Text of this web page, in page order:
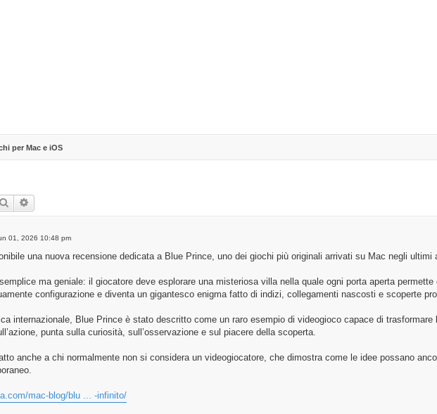
per Mac e iOS
Search
01, 2026 10:48 pm
una nuova recensione dedicata a Blue Prince, uno dei giochi più originali arrivati su Mac negli ultimi
semplice ma geniale: il giocatore deve esplorare una misteriosa villa nella quale ogni porta aperta
configurazione e diventa un gigantesco enigma fatto di indizi, collegamenti nascosti e scoperte
internazionale, Blue Prince è stato descritto come un raro esempio di videogioco capace di trasformare
punta sulla curiosità, sull’osservazione e sul piacere della scoperta.
anche a chi normalmente non si considera un videogiocatore, che dimostra come le idee possano
mac-blog/blu ... -infinito/